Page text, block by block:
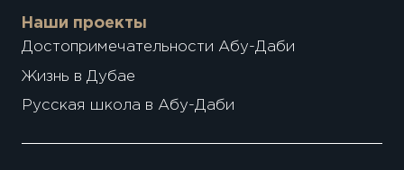
Наши проекты
Достопримечательности Абу-Даби
Жизнь в Дубае
Русская школа в Абу-Даби